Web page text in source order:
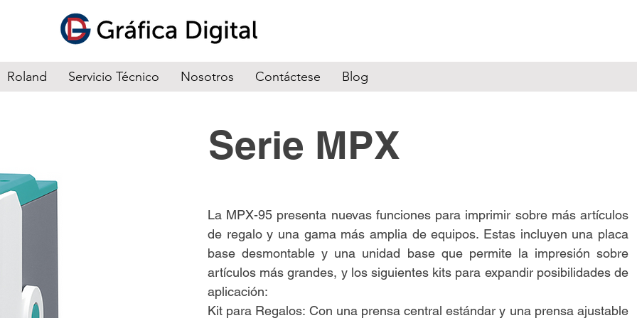
Roland Servicio Técnico Nosotros Contáctese Blog
Serie MPX
La MPX-95 presenta nuevas funciones para imprimir sobre más artículos
de regalo y una gama más amplia de equipos. Estas incluyen una placa
base desmontable y una unidad base que permite la impresión sobre
artículos más grandes, y los siguientes kits para expandir posibilidades de
aplicación:
Kit para Regalos: Con una prensa central estándar y una prensa ajustable